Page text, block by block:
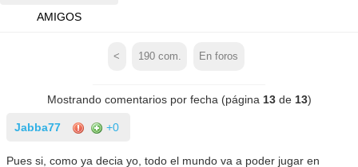
AMIGOS
< 190com. En foros
Mostrando comentarios por fecha (página 13de 13)
Jabba77 +0
Pues si, como ya decia yo, todo el mundo va a poder jugar en